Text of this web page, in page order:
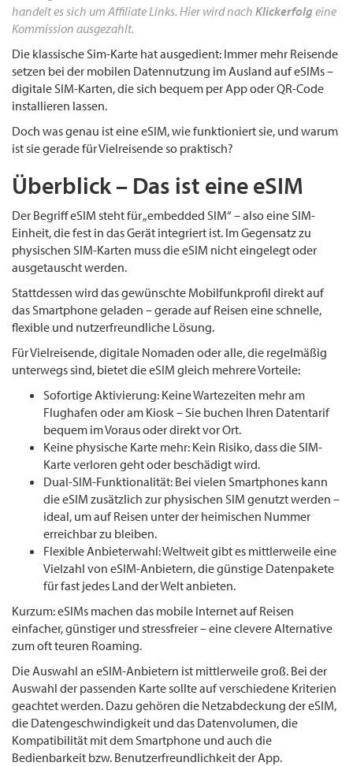
handelt es sich um Affiliate Links. Hier wird nach Klickerfolg eine
Kommission ausgezahlt.
Die klassische Sim-Karte hat ausgedient: Immer mehr Reisende
setzen bei der mobilen Datennutzung im Ausland auf eSIMs –
digitale SIM-Karten, die sich bequem per App oder QR-Code
installieren lassen.
Doch was genau ist eine eSIM, wie funktioniert sie, und warum
ist sie gerade für Vielreisende so praktisch?
Überblick – Das ist eine eSIM
Der Begriff eSIM steht für „embedded SIM“ – also eine SIM-
Einheit, die fest in das Gerät integriert ist. Im Gegensatz zu
physischen SIM-Karten muss die eSIM nicht eingelegt oder
ausgetauscht werden.
Stattdessen wird das gewünschte Mobilfunkprofil direkt auf
das Smartphone geladen – gerade auf Reisen eine schnelle,
flexible und nutzerfreundliche Lösung.
Für Vielreisende, digitale Nomaden oder alle, die regelmäßig
unterwegs sind, bietet die eSIM gleich mehrere Vorteile:
Sofortige Aktivierung: Keine Wartezeiten mehr am
Flughafen oder am Kiosk – Sie buchen Ihren Datentarif
bequem im Voraus oder direkt vor Ort.
Keine physische Karte mehr: Kein Risiko, dass die SIM-
Karte verloren geht oder beschädigt wird.
Dual-SIM-Funktionalität: Bei vielen Smartphones kann
die eSIM zusätzlich zur physischen SIM genutzt werden –
ideal, um auf Reisen unter der heimischen Nummer
erreichbar zu bleiben.
Flexible Anbieterwahl: Weltweit gibt es mittlerweile eine
Vielzahl von eSIM-Anbietern, die günstige Datenpakete
für fast jedes Land der Welt anbieten.
Kurzum: eSIMs machen das mobile Internet auf Reisen
einfacher, günstiger und stressfreier – eine clevere Alternative
zum oft teuren Roaming.
Die Auswahl an eSIM-Anbietern ist mittlerweile groß. Bei der
Auswahl der passenden Karte sollte auf verschiedene Kriterien
geachtet werden. Dazu gehören die Netzabdeckung der eSIM,
die Datengeschwindigkeit und das Datenvolumen, die
Kompatibilität mit dem Smartphone und auch die
Bedienbarkeit bzw. Benutzerfreundlichkeit der App.